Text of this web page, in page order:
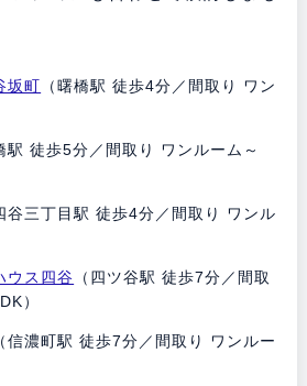
坂町 （曙橋駅 徒歩4分／間取り ワン
駅 徒歩5分／間取り ワンルーム～
谷三丁目駅 徒歩4分／間取り ワンル
ウス四谷 （四ツ谷駅 徒歩7分／間取
）
（信濃町駅 徒歩7分／間取り ワンルー